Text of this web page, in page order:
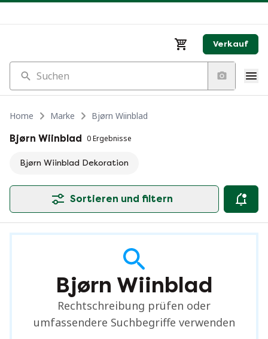
Verkauf
Suchen
Home Marke
Bjørn Wiinblad
Bjørn Wiinblad 0 Ergebnisse
Bjørn Wiinblad Dekoration
Sortieren und filtern
Bjørn Wiinblad
Rechtschreibung prüfen oder
umfassendere Suchbegriffe verwenden